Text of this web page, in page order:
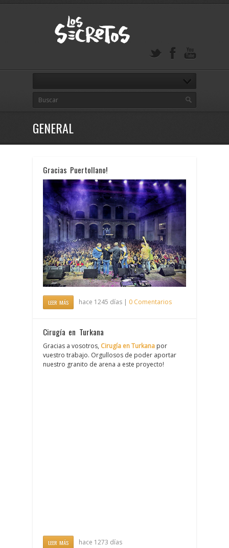
GENERAL
Gracias Puertollano!
LEER MÁS hace 1245 días | 0 Comentarios
Cirugía en Turkana
Gracias a vosotros, Cirugía en Turkana por
vuestro trabajo. Orgullosos de poder aportar
nuestro granito de arena a este proyecto!
LEER MÁS hace 1273 días